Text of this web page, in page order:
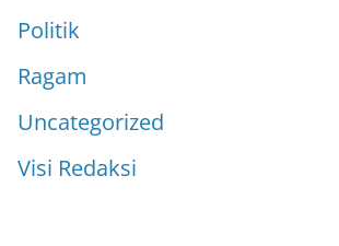
Politik
Ragam
Uncategorized
Visi Redaksi